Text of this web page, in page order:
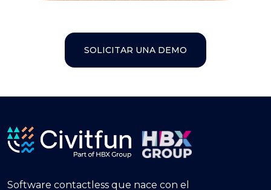
SOLICITAR UNA DEMO
Software contactless que nace con el